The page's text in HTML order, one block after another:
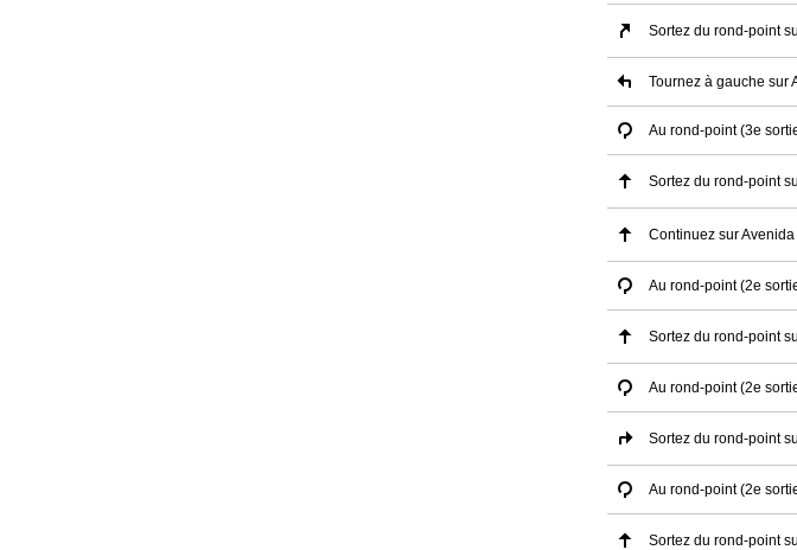
Sortez du rond-point
Tournez à gauche sur
Au rond-point (3e
Sortez du rond-point
Continuez sur
Au rond-point (2e
Sortez du rond-point
Au rond-point (2e
Sortez du rond-point
Au rond-point (2e
Sortez du rond-point